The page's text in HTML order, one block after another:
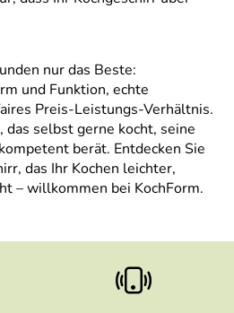
nur das Beste:
und Funktion, echte
Preis-Leistungs-Verhältnis.
selbst gerne kocht, seine
berät. Entdecken Sie
das Ihr Kochen leichter,
– willkommen bei KochForm.